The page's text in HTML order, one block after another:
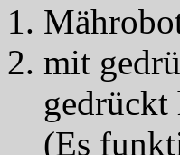
mit
gedrückt
(Es